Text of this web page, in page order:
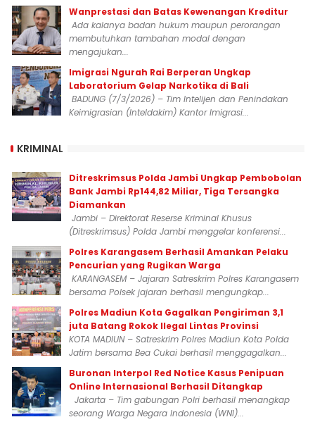
Wanprestasi dan Batas Kewenangan Kreditur
Ada kalanya badan hukum maupun perorangan
membutuhkan tambahan modal dengan
mengajukan...
Imigrasi Ngurah Rai Berperan Ungkap
Laboratorium Gelap Narkotika di Bali
BADUNG (7/3/2026) – Tim Intelijen dan Penindakan
Keimigrasian (Inteldakim) Kantor Imigrasi...
KRIMINAL
Ditreskrimsus Polda Jambi Ungkap Pembobolan
Bank Jambi Rp144,82 Miliar, Tiga Tersangka
Diamankan
Jambi – Direktorat Reserse Kriminal Khusus
(Ditreskrimsus) Polda Jambi menggelar konferensi...
Polres Karangasem Berhasil Amankan Pelaku
Pencurian yang Rugikan Warga
KARANGASEM – Jajaran Satreskrim Polres Karangasem
bersama Polsek jajaran berhasil mengungkap...
Polres Madiun Kota Gagalkan Pengiriman 3,1
juta Batang Rokok Ilegal Lintas Provinsi
KOTA MADIUN – Satreskrim Polres Madiun Kota Polda
Jatim bersama Bea Cukai berhasil menggagalkan...
Buronan Interpol Red Notice Kasus Penipuan
Online Internasional Berhasil Ditangkap
Jakarta – Tim gabungan Polri berhasil menangkap
seorang Warga Negara Indonesia (WNI)...